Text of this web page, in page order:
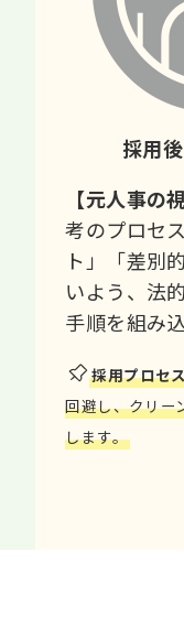
採用
【元人事の
考のプロセ
ト」「差別
いよう、法
手順を組み
採用プロセ
回避し、クリー
します。